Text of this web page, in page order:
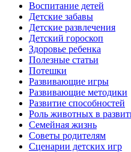
Воспитание детей
Детские забавы
Детские развлечения
Детский гороскоп
Здоровье ребенка
Полезные статьи
Потешки
Развивающие игры
Развивающие методики
Развитие способностей
Роль животных в
Семейная жизнь
Советы родителям
Сценарии детских игр